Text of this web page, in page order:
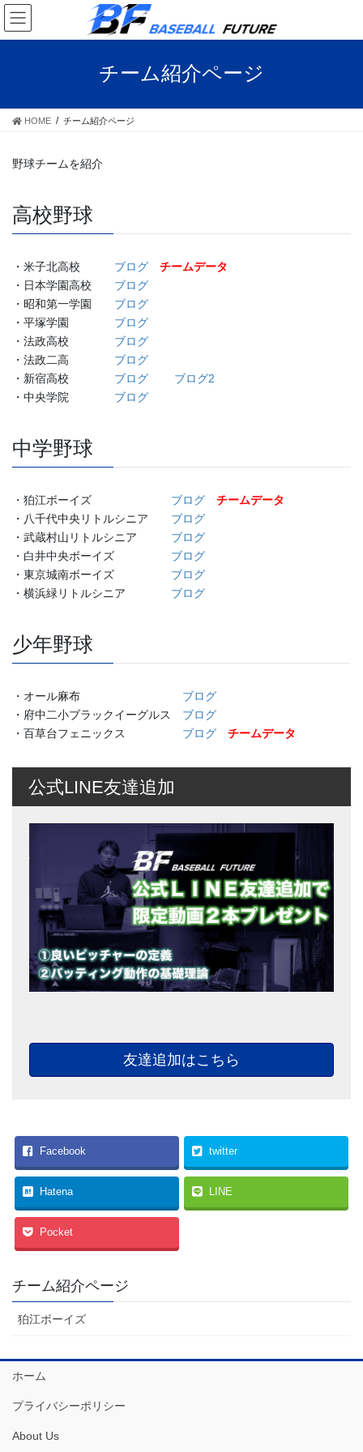
コ
ン
テ
ス
ナ
ビ
ゲ
ン
チーム紹介ページ
HOME チーム紹介ページ
野球チームを紹介
高校野球
・米子北高校 ブログ
チームデータ
・日本学園高校 ブログ
・昭和第一学園 ブログ
・平塚学園 ブログ
・法政高校 ブログ
・法政二高 ブログ
・新宿高校 ブログ
ブログ2
・中央学院 ブログ
中学野球
・狛江ボーイズ ブログ
チームデータ
・八千代中央リトルシニア ブログ
・武蔵村山リトルシニア ブログ
・白井中央ボーイズ ブログ
・東京城南ボーイズ ブログ
・横浜緑リトルシニア ブログ
少年野球
・オール麻布 ブログ
・府中二小ブラックイーグルス ブログ
・百草台フェニックス ブログ チームデータ
公式LINE友達追加
友達追加はこちら
Facebook twitter
Hatena LINE
Pocket
チーム紹介ページ
狛江ボーイズ
ホーム
プライバシーポリシー
About Us